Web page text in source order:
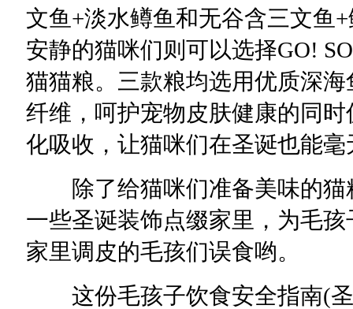
文鱼+淡水鳟鱼和无谷含三文鱼
安静的猫咪们则可以选择GO!
猫猫粮。三款粮均选用优质深
纤维，呵护宠物皮肤健康的同
化吸收，让猫咪们在圣诞也能
除了给猫咪们准备美味的猫
一些圣诞装饰点缀家里，为毛
家里调皮的毛孩们误食哟。
这份毛孩子饮食安全指南(圣